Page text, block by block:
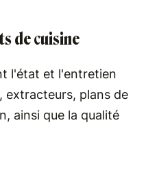
de cuisine
l'état et l'entretien
extracteurs, plans de
ainsi que la qualité